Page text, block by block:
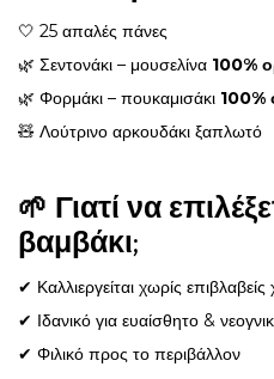
🤍 25 απαλές πάνες
🌿 Σεντονάκι – μουσελίνα 100%
🌿 Φορμάκι – πουκαμισάκι 100%
🧸 Λούτρινο αρκουδάκι ξαπλωτό
🌱 Γιατί να
βαμβάκι;
✔ Καλλιεργείται χωρίς επιβλαβείς
✔ Ιδανικό για ευαίσθητο &
✔ Φιλικό προς το περιβάλλον